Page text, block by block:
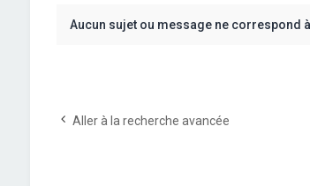
Aucun sujet ou message ne correspond
Aller à la recherche avancée